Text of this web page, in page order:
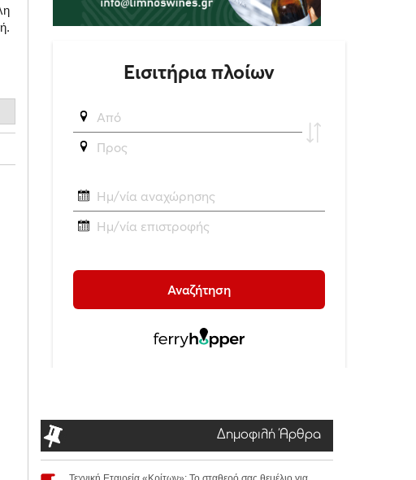
Δημοφιλή Άρθρα